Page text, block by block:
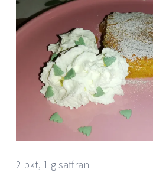
2 pkt, 1 g saffran